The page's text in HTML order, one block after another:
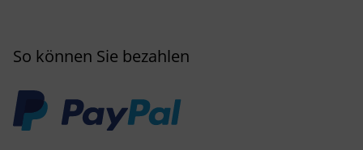
So können Sie bezahlen